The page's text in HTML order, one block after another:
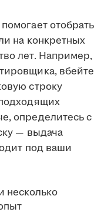
отобрать
на конкретных
лет. Например,
вбейте
строку
определитесь с
— выдача
под ваши